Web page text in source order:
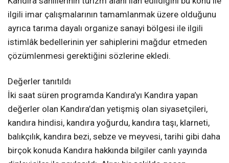
çaldığı müzikle radyo dinleyicilerine Kandıra’nın
tanıtılmasına katkıda bulundular. Yönetim kurulu üyeleri
kendilerini tanıtma yaptıktan sonra dernek başkanı
Sedat Durmuş Kandıra hakkında merak edilen birçok
konuda bilgiler verdi. Manav kültürünün korunduğunu,
Kandıra sahillerinin turizm alanı ilan edildiğini bu konu ile
ilgili imar çalışmalarının tamamlanmak üzere olduğunu
ayrıca tarıma dayalı organize sanayi bölgesi ile ilgili
istimlâk bedellerinin yer sahiplerini mağdur etmeden
çözümlenmesi gerektiğini sözlerine ekledi.
Değerler tanıtıldı